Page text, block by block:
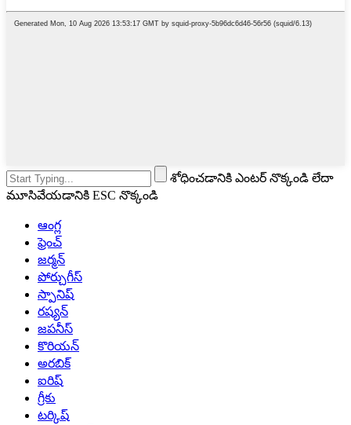
శోధించడానికి ఎంటర్ నొక్కండి లేదా
మూసివేయడానికి ESC నొక్కండి
ఆంగ్ల
ఫ్రెంచ్
జర్మన్
పోర్చుగీస్
స్పానిష్
రష్యన్
జపనీస్
కొరియన్
అరబిక్
ఐరిష్
గ్రీకు
టర్కిష్